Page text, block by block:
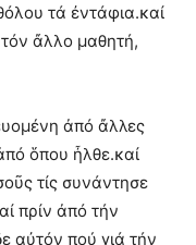
τά ἐντάφια.καί
ἄλλο μαθητή,
ἀπό ἄλλες
ὅπου ἦλθε.καί
τίς συνάντησε
πρίν ἀπό τήν
αὐτόν πού γιά τήν